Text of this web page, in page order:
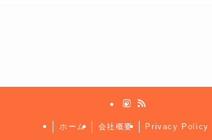
ホーム 会社概要 Privacy Policy